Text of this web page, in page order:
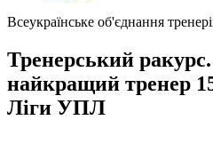
Всеукраїнське об'єднання
Тренерський
найкращий тренер
Ліги УПЛ